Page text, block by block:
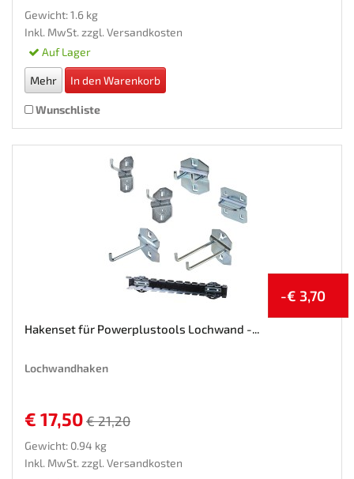
Gewicht: 1.6 kg
Inkl. MwSt. zzgl. Versandkosten
Auf Lager
Mehr In den Warenkorb
Wunschliste
-€ 3,70
Hakenset für Powerplustools Lochwand -...
Lochwandhaken
€ 17,50 € 21,20
Gewicht: 0.94 kg
Inkl. MwSt. zzgl. Versandkosten